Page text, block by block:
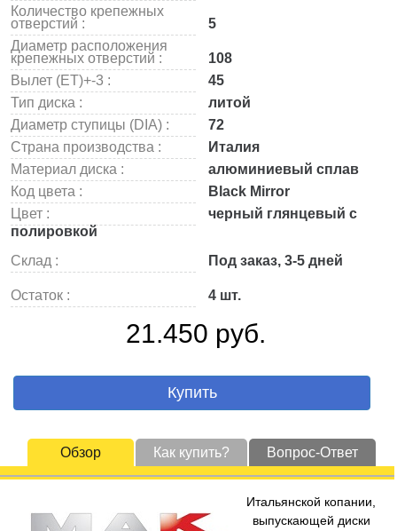
Количество крепежных
отверстий :
5
Диаметр расположения
крепежных отверстий :
108
Вылет (ET)+-3 :
45
Тип диска :
литой
Диаметр ступицы (DIA) :
72
Страна производства :
Италия
Материал диска :
алюминиевый сплав
Код цвета :
Black Mirror
Цвет :
черный глянцевый с
полировкой
Склад :
Под заказ, 3-5 дней
Остаток : 4 шт.
21.450 руб.
Купить
Обзор Как купить? Вопрос-Ответ
Итальянской копании,
выпускающей диски